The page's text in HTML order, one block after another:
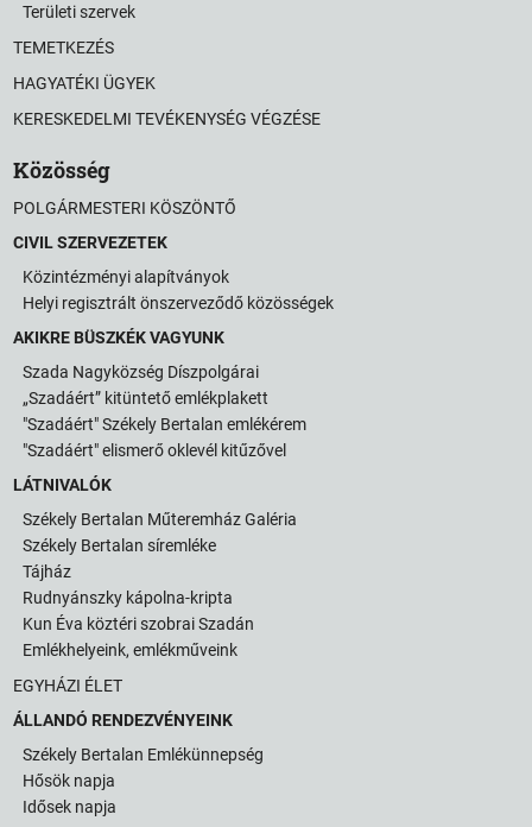
Területi szervek
TEMETKEZÉS
HAGYATÉKI ÜGYEK
KERESKEDELMI TEVÉKENYSÉG VÉGZÉSE
Közösség
POLGÁRMESTERI KÖSZÖNTŐ
CIVIL SZERVEZETEK
Közintézményi alapítványok
Helyi regisztrált önszerveződő közösségek
AKIKRE BÜSZKÉK VAGYUNK
Szada Nagyközség Díszpolgárai
„Szadáért” kitüntető emlékplakett
"Szadáért" Székely Bertalan emlékérem
"Szadáért" elismerő oklevél kitűzővel
LÁTNIVALÓK
Székely Bertalan Műteremház Galéria
Székely Bertalan síremléke
Tájház
Rudnyánszky kápolna-kripta
Kun Éva köztéri szobrai Szadán
Emlékhelyeink, emlékműveink
EGYHÁZI ÉLET
ÁLLANDÓ RENDEZVÉNYEINK
Székely Bertalan Emlékünnepség
Hősök napja
Idősek napja